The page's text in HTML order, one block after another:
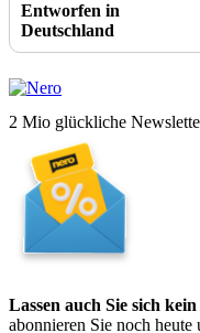
Entworfen in
Deutschland
2 Mio glückliche
Lassen auch Sie sich
abonnieren Sie noch